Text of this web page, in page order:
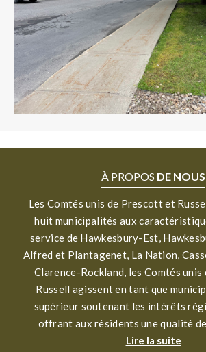
À PROPOS DE NOUS
Les Comtés unis de Prescott et
huit municipalités aux
service de Hawkesbury-Est,
Alfred et Plantagenet, La Nation,
Clarence-Rockland, les Comtés
Russell agissent en tant que
supérieur soutenant les intérêts
offrant aux résidents une qualité
Lire la suite